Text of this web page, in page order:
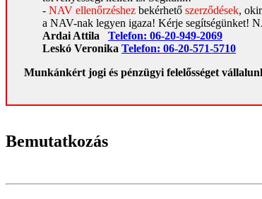
-NAV ellenőrzéshez bekérhetőszerződések,
a NAV-nak legyen igaza! Kérje segítségünket!
Ardai Attila Telefon: 06-20-949-2069
Leskó Veronika Telefon: 06-20-571-5710
Munkánkért jogi és pénzügyi felelősséget
Bemutatkozás